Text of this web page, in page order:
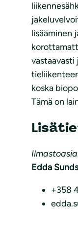
lisääminen
vastaavasti
koska
Tämä on
Edda
+358